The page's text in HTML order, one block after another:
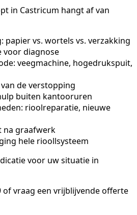
in Castricum hangt af van
papier vs. wortels vs. verzakking
voor diagnose
veegmachine, hogedrukspuit,
de verstopping
buiten kantooruren
rioolreparatie, nieuwe
na graafwerk
hele rioollsysteem
voor uw situatie in
of vraag een vrijblijvende offerte